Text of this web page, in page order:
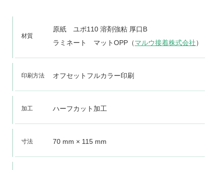
材質
原紙 ユポ110 溶剤強粘 厚口B
ラミネート マットOPP（マルウ接着株式会社）
印刷方法 オフセットフルカラー印刷
加工 ハーフカット加工
寸法 70 mm × 115 mm